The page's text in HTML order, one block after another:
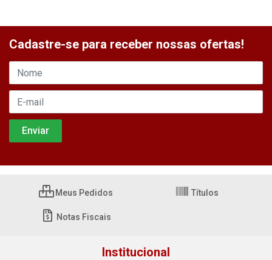
Cadastre-se para receber nossas ofertas!
Meus Pedidos Títulos
Notas Fiscais
Institucional